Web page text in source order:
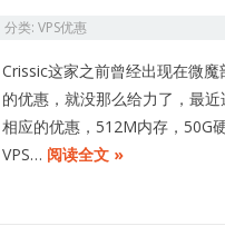
分类: VPS优惠
Crissic这家之前曾经出现在微
的优惠，就没那么给力了，最
相应的优惠，512M内存，50G
VPS… 阅读全文 »